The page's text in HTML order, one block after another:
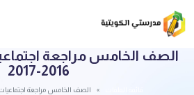
الصف الخامس مراجعة
2016-2017
الصف الخامس مراجعة اجتماعيات للفترة